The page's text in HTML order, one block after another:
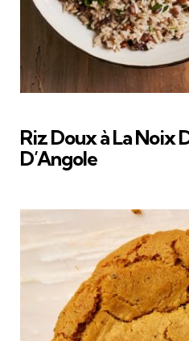
Riz Doux à La Noix
D’Angole